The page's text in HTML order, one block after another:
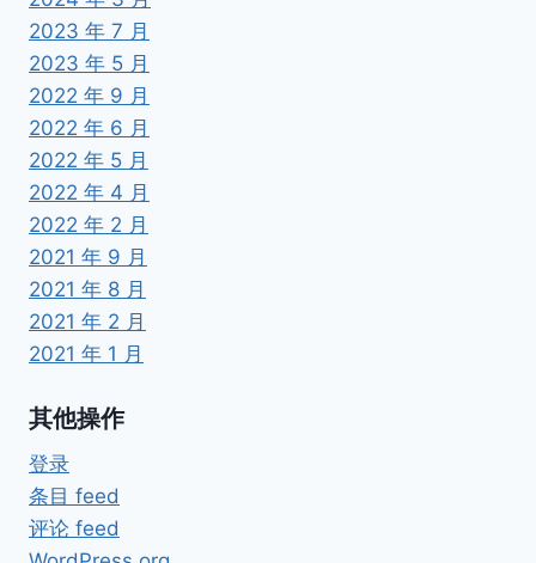
2023 年 7 月
2023 年 5 月
2022 年 9 月
2022 年 6 月
2022 年 5 月
2022 年 4 月
2022 年 2 月
2021 年 9 月
2021 年 8 月
2021 年 2 月
2021 年 1 月
其他操作
登录
条目 feed
评论 feed